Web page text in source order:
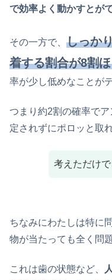
で効率よく動かすとが
その一方で、 しっか
着する割合が8割
率が少し低めなことが
つまり約2割の確率で
定されずにポロッと取
考えただけ
ちなみにわたしは特に
物が当たっても全く問
これは歯の状態など、